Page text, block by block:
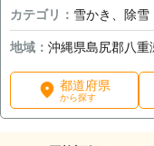
カテゴリ： 雪かき、除雪
地域： 沖縄県島尻郡八重
都道府県
から探す